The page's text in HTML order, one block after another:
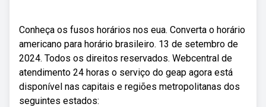
Conheça os fusos horários nos eua. Converta o horário
americano para horário brasileiro. 13 de setembro de
2024. Todos os direitos reservados. Webcentral de
atendimento 24 horas o serviço do geap agora está
disponível nas capitais e regiões metropolitanas dos
seguintes estados: